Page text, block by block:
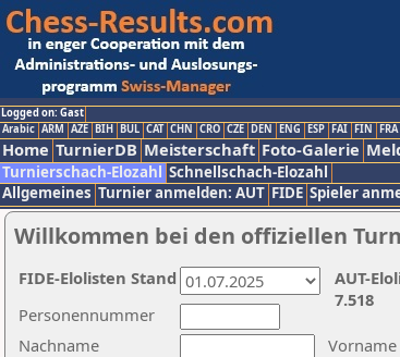
Logged on: Gast
Arabic ARM AZE BIH BUL CAT CHN CRO CZE DEN ENG ESP FAI FIN FRA
Home TurnierDB Meisterschaft Foto-Galerie
Turnierschach-Elozahl Schnellschach-Elozahl
Allgemeines Turnier anmelden: AUT FIDE Spieler
Willkommen bei den offiziellen
Nachname
Vorname
Personennummer
AUT-
7.518
FIDE-Elolisten Stand